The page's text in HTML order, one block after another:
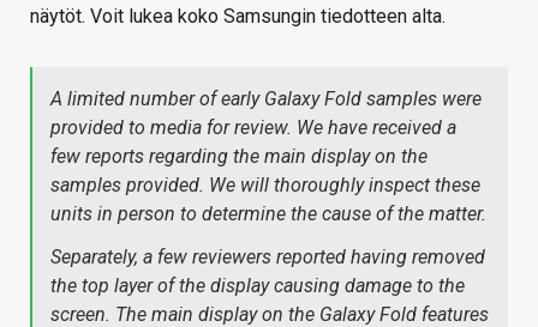
näytöt. Voit lukea koko Samsungin tiedotteen alta.
A limited number of early Galaxy Fold samples were
provided to media for review. We have received a
few reports regarding the main display on the
samples provided. We will thoroughly inspect these
units in person to determine the cause of the matter.
Separately, a few reviewers reported having removed
the top layer of the display causing damage to the
screen. The main display on the Galaxy Fold features